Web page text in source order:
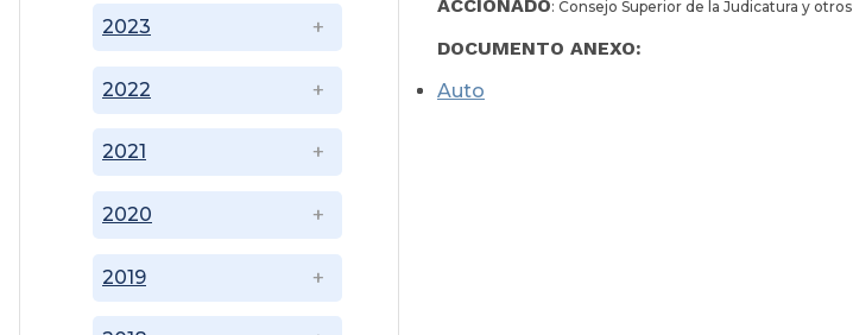
2019
2020
2021
2022
2023
ACCIONADO: Consejo Superior de la Judicatura y otros
DOCUMENTO ANEXO:
Auto